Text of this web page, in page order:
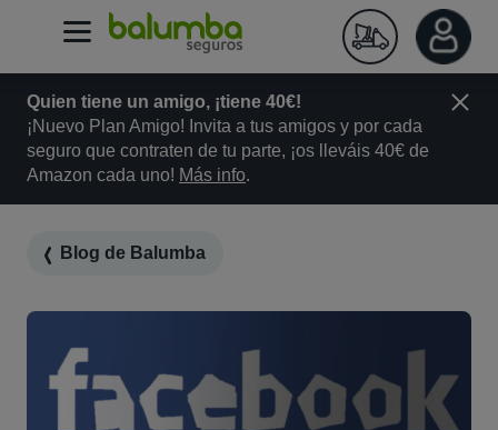
Quien tiene un amigo, ¡tiene 40€!
¡Nuevo Plan Amigo! Invita a tus amigos y por cada
seguro que contraten de tu parte, ¡os lleváis 40€ de
Amazon cada uno! Más info.
Blog de Balumba